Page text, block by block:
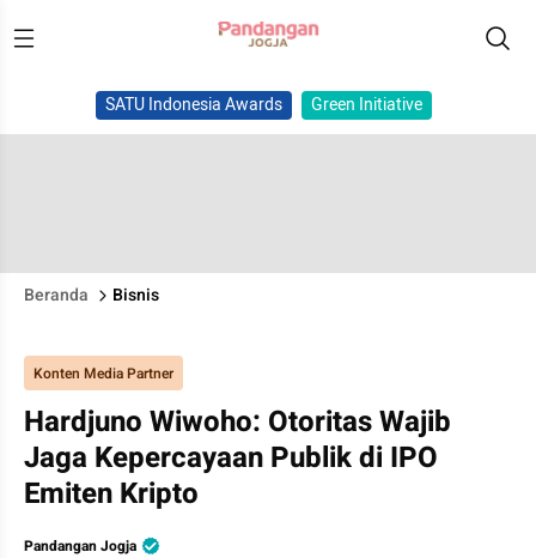
SATU Indonesia Awards Green Initiative
Beranda Bisnis
Konten Media Partner
Hardjuno Wiwoho: Otoritas Wajib
Jaga Kepercayaan Publik di IPO
Emiten Kripto
Pandangan Jogja